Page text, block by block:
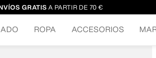
GRATIS A PARTIR DE 70 €
ROPA ACCESORIOS